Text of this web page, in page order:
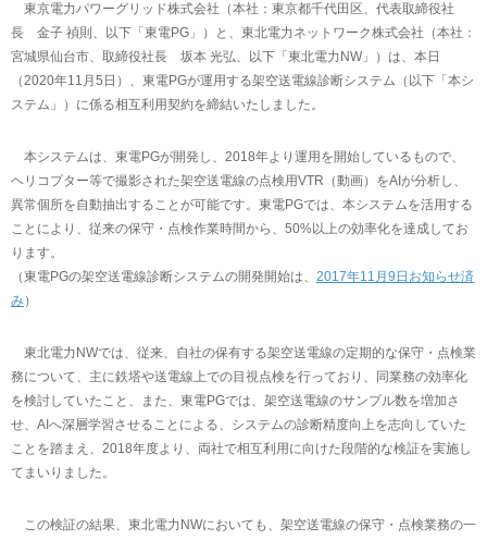
東京電力パワーグリッド株式会社（本社：東京都千代田区、代表取締役社
長 金子 禎則、以下「東電PG」）と、東北電力ネットワーク株式会社（本社：
宮城県仙台市、取締役社長 坂本 光弘、以下「東北電力NW」）は、本日
（2020年11月5日）、東電PGが運用する架空送電線診断システム（以下「本シ
ステム」）に係る相互利用契約を締結いたしました。
本システムは、東電PGが開発し、2018年より運用を開始しているもので、
ヘリコプター等で撮影された架空送電線の点検用VTR（動画）をAIが分析し、
異常個所を自動抽出することが可能です。東電PGでは、本システムを活用する
ことにより、従来の保守・点検作業時間から、50%以上の効率化を達成してお
ります。
（東電PGの架空送電線診断システムの開発開始は、 2017年11月9日お知らせ済
み）
東北電力NWでは、従来、自社の保有する架空送電線の定期的な保守・点検業
務について、主に鉄塔や送電線上での目視点検を行っており、同業務の効率化
を検討していたこと、また、東電PGでは、架空送電線のサンプル数を増加さ
せ、AIへ深層学習させることによる、システムの診断精度向上を志向していた
ことを踏まえ、2018年度より、両社で相互利用に向けた段階的な検証を実施し
てまいりました。
この検証の結果、東北電力NWにおいても、架空送電線の保守・点検業務の一